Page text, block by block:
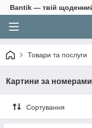
Bantik — твій
Товари та послуги
Картини за
Сортування